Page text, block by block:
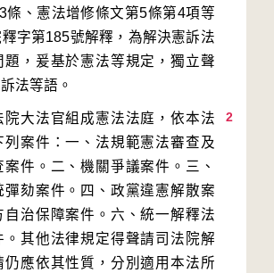
條、憲法增修條文第5條第4項等
字第185號解釋，為解決憲訴法
題，爰基於憲法等規定，獨立聲
2
院大法官組成憲法法庭，依本法
列案件：一、法規範憲法審查及
件。二、機關爭議案件。三、
彈劾案件。四、政黨違憲解散案
自治保障案件。六、統一解釋法
。其他法律規定得聲請司法院解
仍應依其性質，分別適用本法所